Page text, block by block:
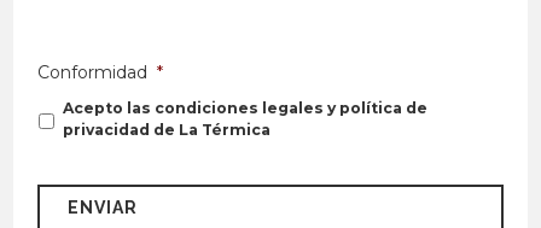
Conformidad *
Acepto las condiciones legales y política de
privacidad de La Térmica